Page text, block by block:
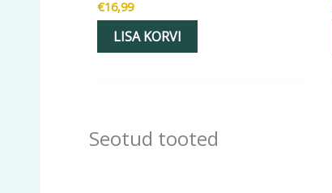
€16,99
LISA KORVI
Seotud tooted